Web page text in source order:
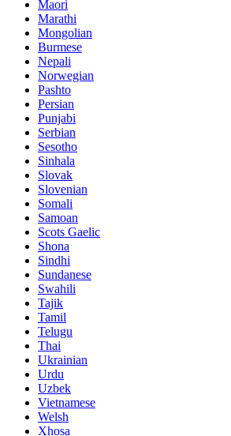
Maori
Marathi
Mongolian
Burmese
Nepali
Norwegian
Pashto
Persian
Punjabi
Serbian
Sesotho
Sinhala
Slovak
Slovenian
Somali
Samoan
Scots Gaelic
Shona
Sindhi
Sundanese
Swahili
Tajik
Tamil
Telugu
Thai
Ukrainian
Urdu
Uzbek
Vietnamese
Welsh
Xhosa